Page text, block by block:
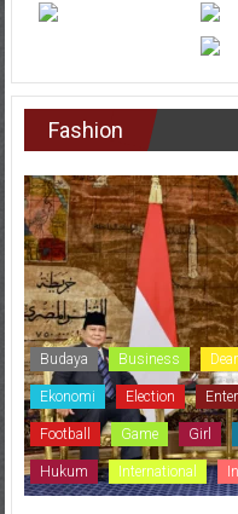
Fashion
Budaya Business
Ekonomi Election
Football Game Girl
Hukum International